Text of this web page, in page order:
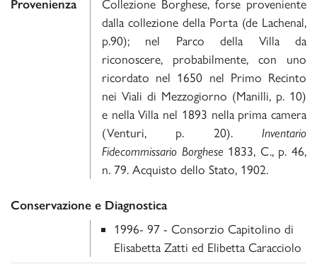
Provenienza
Collezione Borghese, forse proveniente
dalla collezione della Porta (de Lachenal,
p.90); nel Parco della Villa da
riconoscere, probabilmente, con uno
ricordato nel 1650 nel Primo Recinto
nei Viali di Mezzogiorno (Manilli, p. 10)
e nella Villa nel 1893 nella prima camera
(Venturi, p. 20). Inventario
Fidecommissario Borghese 1833, C., p. 46,
n. 79. Acquisto dello Stato, 1902.
Conservazione e Diagnostica
1996- 97 - Consorzio Capitolino di
Elisabetta Zatti ed Elibetta Caracciolo